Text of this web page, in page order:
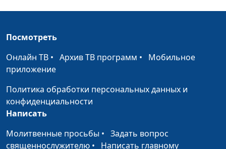
Стресс и
пожилом возрасте
Андрей Прокопьев #101
Курить или не
курить?
Андрей Прокопьев
С девяти до пяти:
почему вредно
работать больше
Андрей Прокопьев
Польза клюквы Андрей Прокопьев
Посмотреть
Онлайн ТВ • Архив ТВ программ • Мобильное
приложение
Политика обработки персональных данных и
конфиденциальности
Написать
Молитвенные просьбы • Задать вопрос
священнослужителю • Написать главному